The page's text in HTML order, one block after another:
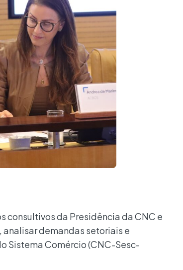
consultivos da Presidência da CNC e
demandas setoriais e
Sistema Comércio (CNC-Sesc-